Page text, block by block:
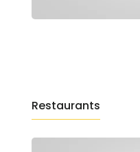
Restaurants